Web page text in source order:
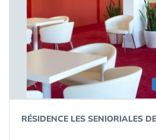
RÉSIDENCE LES SENIORIALES